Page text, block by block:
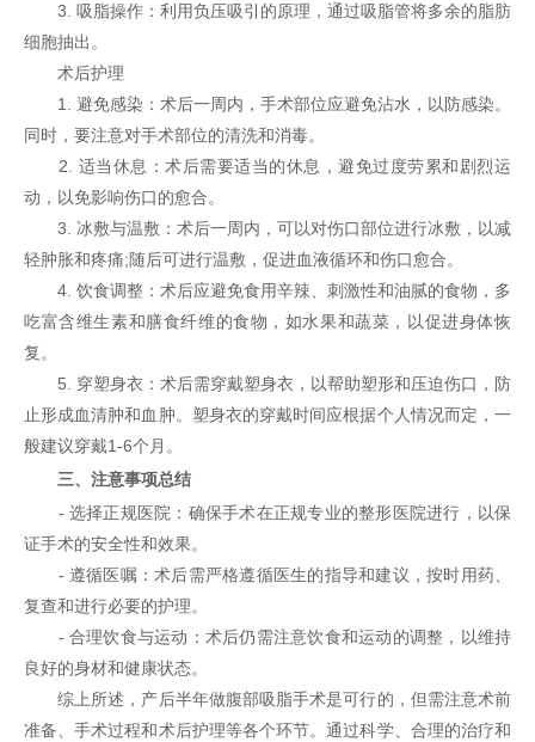
3. 吸脂操作：利用负压吸引的原理，通过吸脂管将多余的脂肪
细胞抽出。
术后护理
1. 避免感染：术后一周内，手术部位应避免沾水，以防感染。
同时，要注意对手术部位的清洗和消毒。
2. 适当休息：术后需要适当的休息，避免过度劳累和剧烈运
动，以免影响伤口的愈合。
3. 冰敷与温敷：术后一周内，可以对伤口部位进行冰敷，以减
轻肿胀和疼痛;随后可进行温敷，促进血液循环和伤口愈合。
4. 饮食调整：术后应避免食用辛辣、刺激性和油腻的食物，多
吃富含维生素和膳食纤维的食物，如水果和蔬菜，以促进身体恢
复。
5. 穿塑身衣：术后需穿戴塑身衣，以帮助塑形和压迫伤口，防
止形成血清肿和血肿。塑身衣的穿戴时间应根据个人情况而定，一
般建议穿戴1-6个月。
三、注意事项总结
- 选择正规医院：确保手术在正规专业的整形医院进行，以保
证手术的安全性和效果。
- 遵循医嘱：术后需严格遵循医生的指导和建议，按时用药、
复查和进行必要的护理。
- 合理饮食与运动：术后仍需注意饮食和运动的调整，以维持
良好的身材和健康状态。
综上所述，产后半年做腹部吸脂手术是可行的，但需注意术前
准备、手术过程和术后护理等各个环节。通过科学、合理的治疗和